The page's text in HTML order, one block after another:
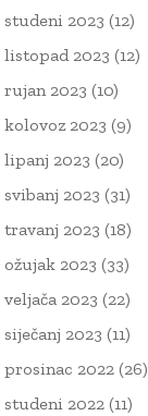
studeni 2023 (12)
listopad 2023 (12)
rujan 2023 (10)
kolovoz 2023 (9)
lipanj 2023 (20)
svibanj 2023 (31)
travanj 2023 (18)
ožujak 2023 (33)
veljača 2023 (22)
siječanj 2023 (11)
prosinac 2022 (26)
studeni 2022 (11)